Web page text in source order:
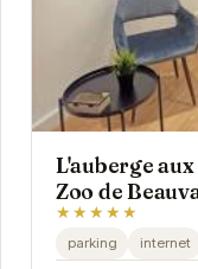
L'auberge
Zoo de
★★★★★
parking internet